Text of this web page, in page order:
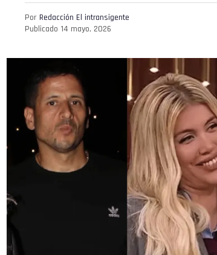
Por Redacción El intransigente
Publicado 14 mayo, 2026